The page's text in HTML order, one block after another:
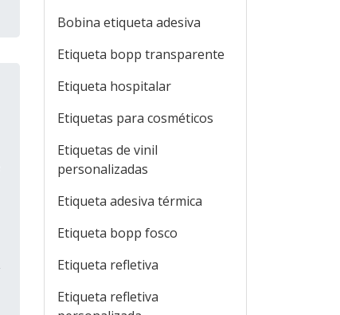
Bobina etiqueta adesiva
Etiqueta bopp transparente
Etiqueta hospitalar
Etiquetas para cosméticos
Etiquetas de vinil
personalizadas
Etiqueta adesiva térmica
Etiqueta bopp fosco
Etiqueta refletiva
Etiqueta refletiva